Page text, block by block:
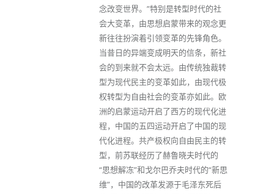
念改变世界。”特别是转型时代的社
会大变革，由思想启蒙带来的观念更
新往往扮演着引领变革的先锋角色。
当昔日的异端变成明天的信条，新社
会的到来就不会太远。由传统独裁转
型为现代民主的变革如此，由现代极
权转型为自由社会的变革亦如此。欧
洲的启蒙运动开启了西方的现代化进
程，中国的五四运动开启了中国的现
代化进程。共产极权向自由民主的转
型，前苏联经历了赫鲁晓夫时代的
“思想解冻”和戈尔巴乔夫时代的“新思
维”，中国的改革发源于毛泽东死后